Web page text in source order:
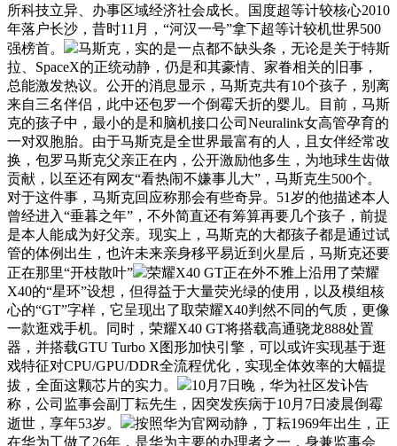
所科技立异、办事区域经济社会成长。国度超等计较核心2010
年落户长沙，昔时11月，“河汉一号”拿下超等计较机世界500
强榜首。
马斯克，实的是一点都不缺头条，无论是关于特斯
拉、SpaceX的正统动静，仍是和其豪情、家眷相关的旧事，
总能激发热议。公开的消息显示，马斯克共有10个孩子，别离
来自三名伴侣，此中还包罗一个倒霉夭折的婴儿。目前，马斯
克的孩子中，最小的是和脑机接口公司Neuralink女高管孕育的
一对双胞胎。由于马斯克是全世界最富有的人，且女伴经常改
换，包罗马斯克父亲正在内，公开激励他多生，为地球生齿做
贡献，以至还有网友“看热闹不嫌事儿大”，马斯克生500个。
对于这件事，马斯克回应称那会有些奇异。51岁的他描述本人
曾经进入“垂暮之年”，不外简直还有筹算再要几个孩子，前提
是本人能成为好父亲。现实上，马斯克的大都孩子都是通过试
管的体例出生，也许未来亲身移平易近到火星后，马斯克还要
正在那里“开枝散叶”
荣耀X40 GT正在外不雅上沿用了荣耀
X40的“星环”设想，但得益于大量荧光绿的使用，以及模组核
心的“GT”字样，它呈现出了取荣耀X40判然不同的气质，更像
一款逛戏手机。同时，荣耀X40 GT将搭载高通骁龙888处置
器，并搭载GTU Turbo X图形加快引擎，可以或许实现基于逛
戏特征对CPU/GPU/DDR全流程优化，实现全体效率的大幅提
拔，全面这颗芯片的实力。
10月7日晚，华为社区发讣告
称，公司监事会副丁耘先生，因突发疾病于10月7日凌晨倒霉
逝世，享年53岁。
按照华为官网动静，丁耘1969年出生，正
在华为工做了26年，是华为主要的办理者之一，身兼监事会